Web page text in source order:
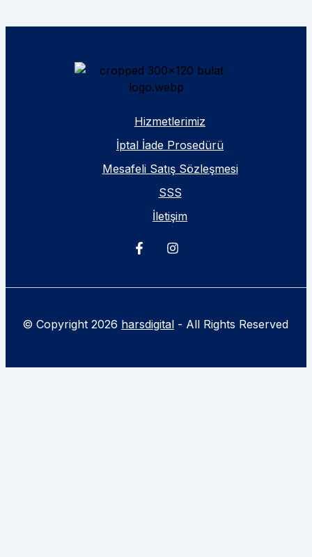
Hizmetlerimiz
İptal İade Prosedürü
Mesafeli Satış Sözleşmesi
SSS
İletişim
© Copyright 2026 harsdigital - All Rights Reserved